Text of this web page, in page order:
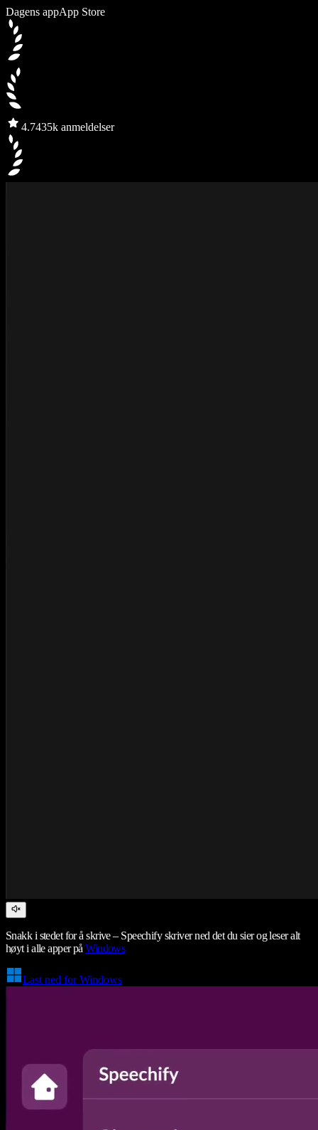
Dagens appApp Store
4.7435k anmeldelser
Snakk i stedet for å skrive – Speechify skriver ned det du sier og leser alt
høyt i alle apper påWindows
Last ned for Windows